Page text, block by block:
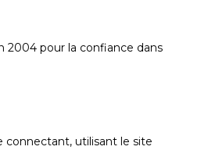
2004 pour la confiance dans
connectant, utilisant le site